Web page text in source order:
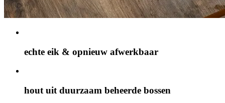
echte eik & opnieuw afwerkbaar
hout uit duurzaam beheerde bossen